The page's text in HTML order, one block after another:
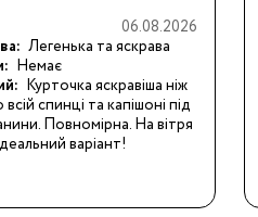
06.08.2026
Легенька та яскрава
Немає
Курточка яскравіша ніж
спинці та капішоні під
Повномірна. На вітря
варіант!